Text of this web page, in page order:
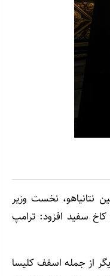
نتانیاهو، نخست وزیر
کاخ سفید افزود: ترامپ
از جمله اسقف کلیسا